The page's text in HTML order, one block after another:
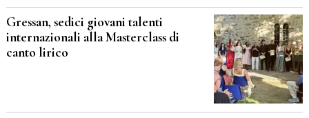
Gressan, sedici giovani talenti
internazionali alla Masterclass di
canto lirico